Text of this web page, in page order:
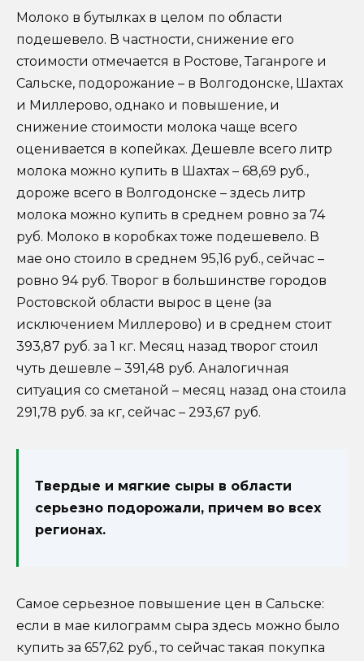
Молоко в бутылках в целом по области
подешевело. В частности, снижение его
стоимости отмечается в Ростове, Таганроге и
Сальске, подорожание – в Волгодонске, Шахтах
и Миллерово, однако и повышение, и
снижение стоимости молока чаще всего
оценивается в копейках. Дешевле всего литр
молока можно купить в Шахтах – 68,69 руб.,
дороже всего в Волгодонске – здесь литр
молока можно купить в среднем ровно за 74
руб. Молоко в коробках тоже подешевело. В
мае оно стоило в среднем 95,16 руб., сейчас –
ровно 94 руб. Творог в большинстве городов
Ростовской области вырос в цене (за
исключением Миллерово) и в среднем стоит
393,87 руб. за 1 кг. Месяц назад творог стоил
чуть дешевле – 391,48 руб. Аналогичная
ситуация со сметаной – месяц назад она стоила
291,78 руб. за кг, сейчас – 293,67 руб.
Твердые и мягкие сыры в области
серьезно подорожали, причем во всех
регионах.
Самое серьезное повышение цен в Сальске:
если в мае килограмм сыра здесь можно было
купить за 657,62 руб., то сейчас такая покупка